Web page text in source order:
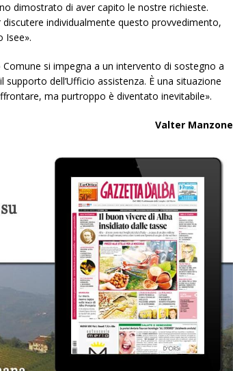
dimostrato di aver capito le nostre richieste.
individualmente questo provvedimento,
Isee».
si impegna a un intervento di sostegno a
dell’Ufficio assistenza. È una situazione
ma purtroppo è diventato inevitabile».
Valter Manzone